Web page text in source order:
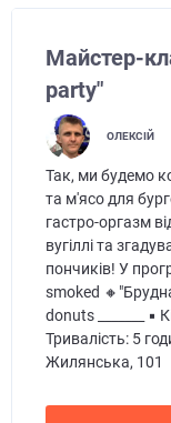
Майстер-
party"
ОЛЕКСІЙ
Так, ми будемо
та м'ясо для
гастро-оргазм
вугіллі та
пончиків! У
smoked
donuts _______ ▪
Тривалість: 5
Жилянська, 101